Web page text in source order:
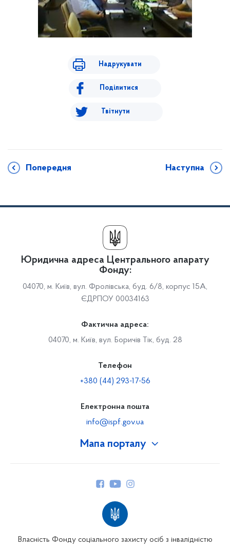
Надрукувати
Поділитися
Твітнути
Попередня Наступна
Мапа порталу
Юридична адреса Центрального апарату
Фонду:
04070, м. Київ, вул. Фролівська, буд. 6/8, корпус 15А,
ЄДРПОУ 00034163
Фактична адреса:
04070, м. Київ, вул. Боричів Тік, буд. 28
Телефон
+380 (44) 293-17-56
Електронна пошта
info@ispf.gov.ua
Власність Фонду соціального захисту осіб з інвалідністю